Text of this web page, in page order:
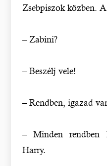
Zsebpiszok közben.
– Zabini?
– Beszélj vele!
– Rendben, igazad
– Minden rendben
Harry.